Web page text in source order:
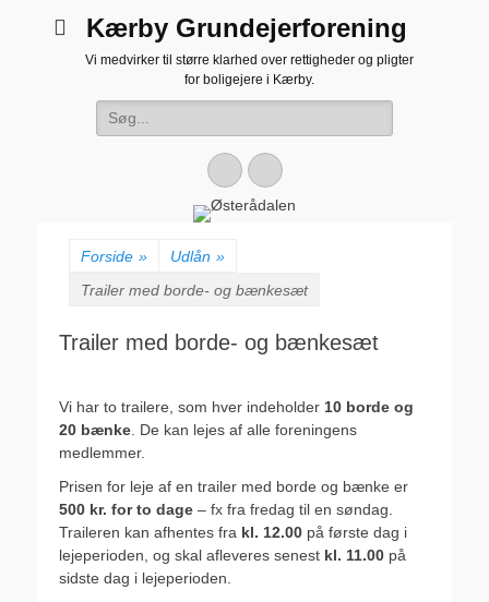
Kærby Grundejerforening
Vi medvirker til større klarhed over rettigheder og pligter
for boligejere i Kærby.
Søg
efter:
Facebook
Email
Forside » Udlån »
Trailer med borde- og bænkesæt
Trailer med borde- og bænkesæt
Vi har to trailere, som hver indeholder 10 borde og
20 bænke . De kan lejes af alle foreningens
medlemmer.
Prisen for leje af en trailer med borde og bænke er
500 kr. for to dage – fx fra fredag til en søndag.
Traileren kan afhentes fra kl. 12.00 på første dag i
lejeperioden, og skal afleveres senest kl. 11.00 på
sidste dag i lejeperioden.